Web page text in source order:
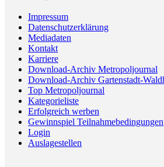
Impressum
Datenschutzerklärung
Mediadaten
Kontakt
Karriere
Download-Archiv Metropoljournal
Download-Archiv Gartenstadt-
Top Metropoljournal
Kategorieliste
Erfolgreich werben
Gewinnspiel Teilnahmebedingungen
Login
Auslagestellen